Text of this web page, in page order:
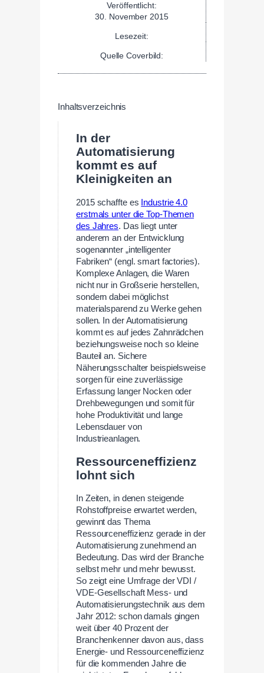
Veröffentlicht:
30. November 2015
Lesezeit:
Quelle Coverbild:
Inhaltsverzeichnis
In der
Automatisierung
kommt es auf
Kleinigkeiten an
2015 schaffte es Industrie 4.0
erstmals unter die Top-Themen
des Jahres. Das liegt unter
anderem an der Entwicklung
sogenannter „intelligenter
Fabriken“ (engl. smart factories).
Komplexe Anlagen, die Waren
nicht nur in Großserie herstellen,
sondern dabei möglichst
materialsparend zu Werke gehen
sollen. In der Automatisierung
kommt es auf jedes Zahnrädchen
beziehungsweise noch so kleine
Bauteil an. Sichere
Näherungsschalter beispielsweise
sorgen für eine zuverlässige
Erfassung langer Nocken oder
Drehbewegungen und somit für
hohe Produktivität und lange
Lebensdauer von
Industrieanlagen.
Ressourceneffizienz
lohnt sich
In Zeiten, in denen steigende
Rohstoffpreise erwartet werden,
gewinnt das Thema
Ressourceneffizienz gerade in der
Automatisierung zunehmend an
Bedeutung. Das wird der Branche
selbst mehr und mehr bewusst.
So zeigt eine Umfrage der VDI /
VDE-Gesellschaft Mess- und
Automatisierungstechnik aus dem
Jahr 2012: schon damals gingen
weit über 40 Prozent der
Branchenkenner davon aus, dass
Energie- und Ressourceneffizienz
für die kommenden Jahre die